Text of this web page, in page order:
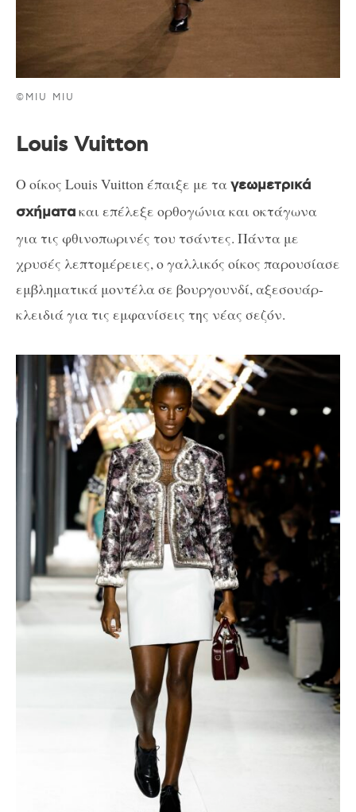
©MIU MIU
Louis Vuitton
Ο οίκος Louis Vuitton έπαιξε με ταγεωμετρικά
σχήματακαι επέλεξε ορθογώνια και οκτάγωνα
για τις φθινοπωρινές του τσάντες. Πάντα με
χρυσές λεπτομέρειες, ο γαλλικός οίκος παρουσίασε
εμβληματικά μοντέλα σε βουργουνδί, αξεσουάρ-
κλειδιά για τις εμφανίσεις της νέας σεζόν.